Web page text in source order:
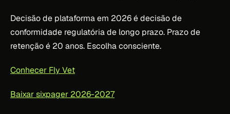
Decisão de plataforma em 2026 é decisão de
conformidade regulatória de longo prazo. Prazo de
retenção é 20 anos. Escolha consciente.
Conhecer Fly Vet
Baixar sixpager 2026-2027